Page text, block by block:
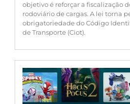
objetivo é reforçar a fiscalização
rodoviário de cargas. A lei torna
obrigatoriedade do Código
de Transporte (Ciot).